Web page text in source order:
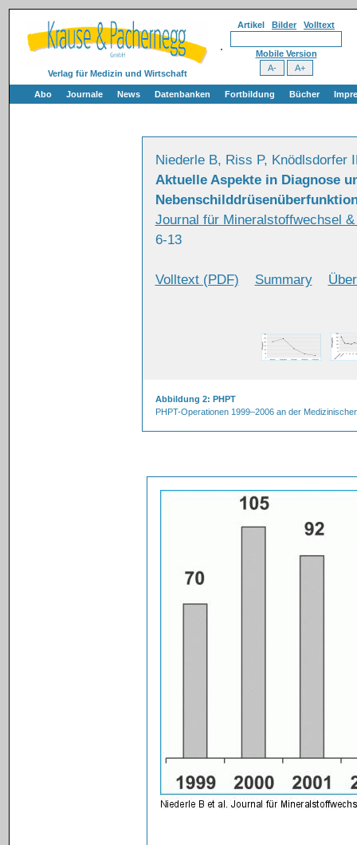
Verlag für Medizin und Wirtschaft
Artikel Bilder Volltext
Mobile Version
Abo Journale News Datenbanken Fortbildung Bücher
Niederle B, Riss P, Knödlsdorfer
Aktuelle Aspekte in Diagnose
Journal für Mineralstoffwechsel
6-13
Volltext (PDF) Summary
Abbildung 2: PHPT
PHPT-Operationen 1999–2006 an der